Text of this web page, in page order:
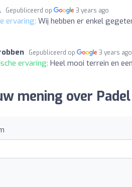
Gepubliceerd op 3 years ago
ervaring: Wij hebben er enkel
Gepubliceerd op 3 years ago
ervaring: Heel mooi terrein en
mening over